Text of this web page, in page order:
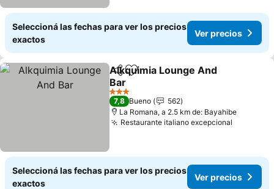
Seleccioná las fechas para ver los precios
exactos
Ver precios
CompartirAñadir a favoritos
Alkquimia Lounge And
Bar
Ver precios
3 Estrellas
7,8 Bueno
562
La Romana, a 2.5 km de: Bayahibe
Restaurante italiano excepcional
Seleccioná las fechas para ver los precios
exactos
Ver precios